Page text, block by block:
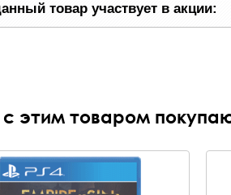
товар участвует в акции:
этим товаром